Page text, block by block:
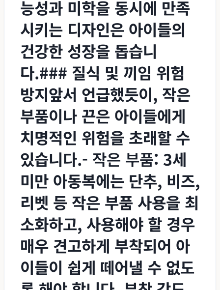
능성과 미학을 동시에 만족
시키는 디자인은 아이들의
건강한 성장을 돕습니
다.### 질식 및 끼임 위험
방지앞서 언급했듯이, 작은
부품이나 끈은 아이들에게
치명적인 위험을 초래할 수
있습니다.- 작은 부품: 3세
미만 아동복에는 단추, 비즈,
리벳 등 작은 부품 사용을 최
소화하고, 사용해야 할 경우
매우 견고하게 부착되어 아
이들이 쉽게 떼어낼 수 없도